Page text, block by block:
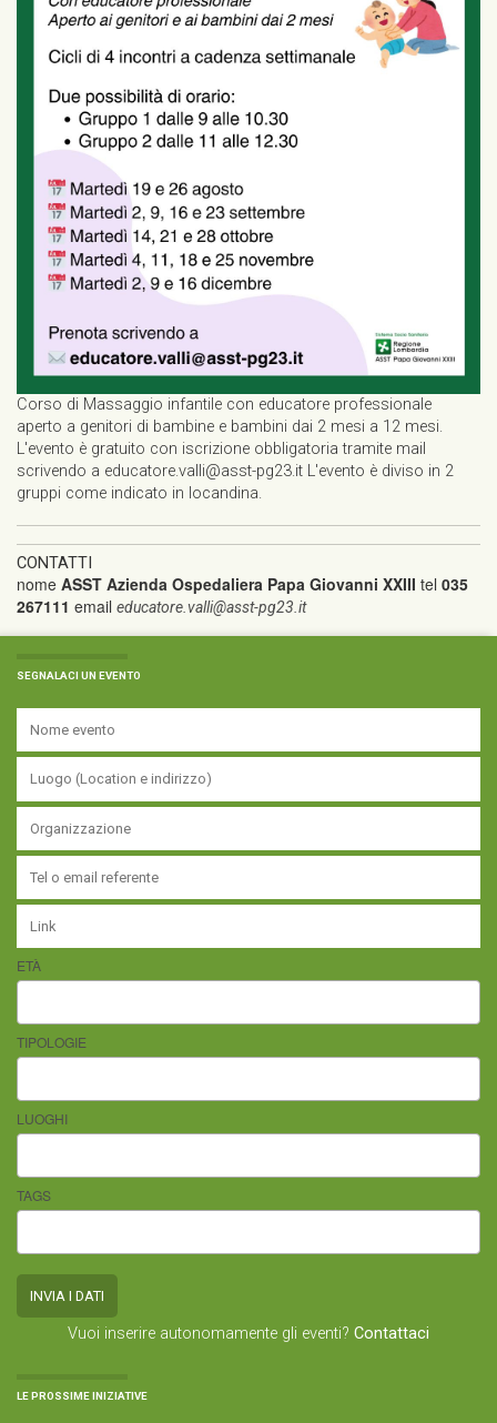
Corso di Massaggio infantile con educatore professionale
aperto a genitori di bambine e bambini dai 2 mesi a 12 mesi.
L'evento è gratuito con iscrizione obbligatoria tramite mail
scrivendo a educatore.valli@asst-pg23.it L'evento è diviso in 2
gruppi come indicato in locandina.
CONTATTI
nome ASST Azienda Ospedaliera Papa Giovanni XXIII tel 035
267111 email educatore.valli@asst-pg23.it
SEGNALACI UN EVENTO
ETÀ
TIPOLOGIE
LUOGHI
TAGS
Vuoi inserire autonomamente gli eventi? Contattaci
LE PROSSIME INIZIATIVE